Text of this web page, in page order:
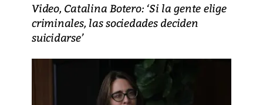
Video, Catalina Botero: ‘Si la gente elige
criminales, las sociedades deciden
suicidarse’